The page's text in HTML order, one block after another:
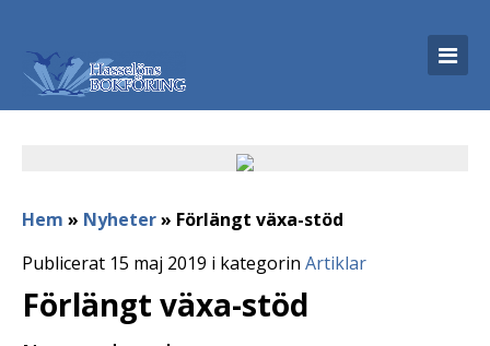
Hem » Nyheter» Förlängt växa-stöd
Publicerat 15 maj 2019 i kategorin Artiklar
Förlängt växa-stöd